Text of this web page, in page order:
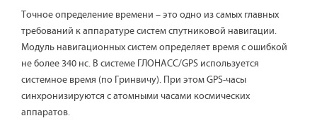
Точное определение времени – это одно из самых главных
требований к аппаратуре систем спутниковой навигации.
Модуль навигационных систем определяет время с ошибкой
не более 340 нс. В системе ГЛОНАСС/GPS используется
системное время (по Гринвичу). При этом GPS-часы
синхронизируются с атомными часами космических
аппаратов.